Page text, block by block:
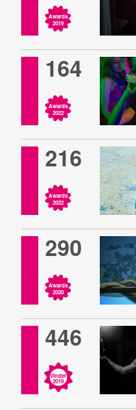
Awards
2019
164
Awards
2022
216
Awards
2022
290
Awards
2020
446
Vinder
2019